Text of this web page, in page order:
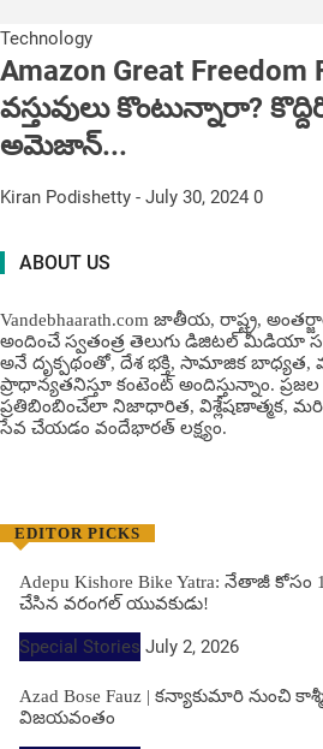
Technology
Amazon Great Freedom
వస్తువులు కొంటున్నారా?
అమెజాన్...
Kiran Podishetty - July 30, 2024 0
ABOUT US
Vandebhaarath.com జాతీయ, రాష్ట్ర,
అందించే స్వతంత్ర తెలుగు డిజిటల్ మీడియా
అనే దృక్పథంతో, దేశ భక్తి, సామాజిక
ప్రాధాన్యతనిస్తూ కంటెంట్ అందిస్తున్నాం.
ప్రతిబింబించేలా నిజాధారిత, విశ్లేషణాత్మక,
సేవ చేయడం వందేభార‌త్ ల‌క్ష్యం.
EDITOR PICKS
Adepu Kishore Bike Yatra: నేతాజీ
చేసిన వరంగల్ యువకుడు!
Special Stories July 2, 2026
Azad Bose Fauz | కన్యాకుమారి నుంచి
విజయవంతం